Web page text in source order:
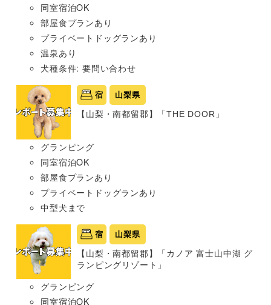
同室宿泊OK
部屋食プランあり
プライベートドッグランあり
温泉あり
犬種条件: 要問い合わせ
宿 山梨県
【山梨・南都留郡】「THE DOOR」
グランピング
同室宿泊OK
部屋食プランあり
プライベートドッグランあり
中型犬まで
宿 山梨県
【山梨・南都留郡】「カノア 富士山中湖 グ
ランピングリゾート」
グランピング
同室宿泊OK